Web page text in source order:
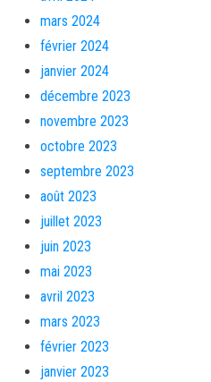
mars 2024
février 2024
janvier 2024
décembre 2023
novembre 2023
octobre 2023
septembre 2023
août 2023
juillet 2023
juin 2023
mai 2023
avril 2023
mars 2023
février 2023
janvier 2023